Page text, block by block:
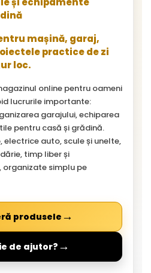
mașină, garaj,
practice de zi
loc.
online pentru oameni
lucrurile importante:
garajului, echiparea
pentru casă și grădină.
electrice auto, scule și unelte,
timp liber și
simplu pe
produsele →
de ajutor? →